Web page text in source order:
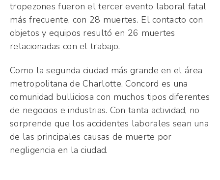
tropezones fueron el tercer evento laboral fatal
más frecuente, con 28 muertes. El contacto con
objetos y equipos resultó en 26 muertes
relacionadas con el trabajo.
Como la segunda ciudad más grande en el área
metropolitana de Charlotte, Concord es una
comunidad bulliciosa con muchos tipos diferentes
de negocios e industrias. Con tanta actividad, no
sorprende que los accidentes laborales sean una
de las principales causas de muerte por
negligencia en la ciudad.